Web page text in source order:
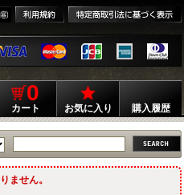
0
カート お気に入り 購入履歴
ません。